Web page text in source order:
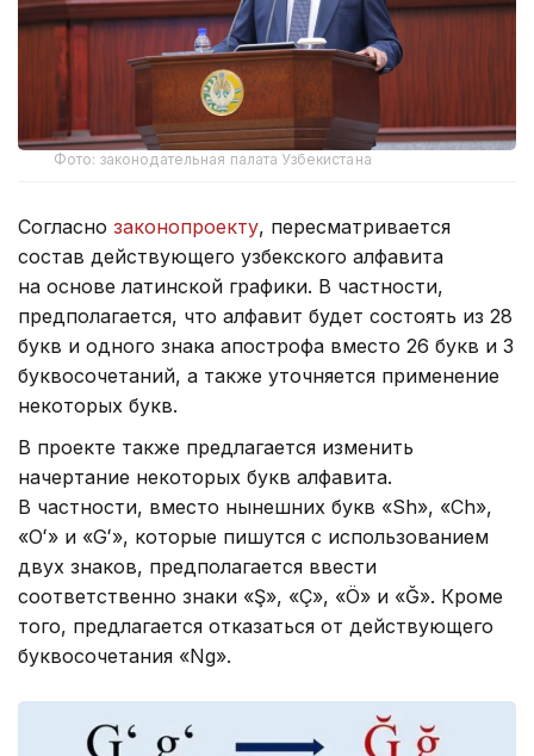
Фото: законодательная палата Узбекистана
Согласно законопроекту, пересматривается
состав действующего узбекского алфавита
на основе латинской графики. В частности,
предполагается, что алфавит будет состоять из 28
букв и одного знака апострофа вместо 26 букв и 3
буквосочетаний, а также уточняется применение
некоторых букв.
В проекте также предлагается изменить
начертание некоторых букв алфавита.
В частности, вместо нынешних букв «Sh», «Ch»,
«Oʻ» и «Gʻ», которые пишутся с использованием
двух знаков, предполагается ввести
соответственно знаки «Ş», «Ç», «Ö» и «Ğ». Кроме
того, предлагается отказаться от действующего
буквосочетания «Ng».